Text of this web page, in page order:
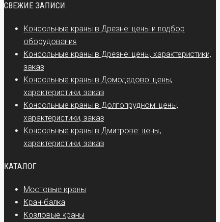
СВЕЖИЕ ЗАПИСИ
Консольные краны в Дрезне: цены и подбор
оборудования
Консольные краны в Дрезне: цены, характеристики,
заказ
Консольные краны в Домодедово: цены,
характеристики, заказ
Консольные краны в Долгопрудном: цены,
характеристики, заказ
Консольные краны в Дмитрове: цены,
характеристики, заказ
КАТАЛОГ
Мостовые краны
Кран-балка
Козловые краны